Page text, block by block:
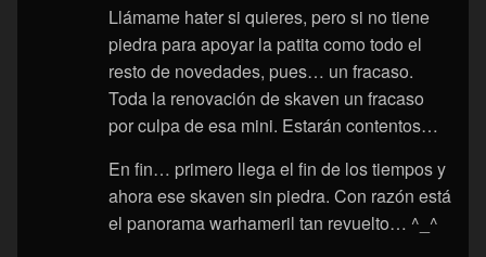
Llámame hater si quieres, pero si no tiene
piedra para apoyar la patita como todo el
resto de novedades, pues… un fracaso.
Toda la renovación de skaven un fracaso
por culpa de esa mini. Estarán contentos…
En fin… primero llega el fin de los tiempos y
ahora ese skaven sin piedra. Con razón está
el panorama warhameril tan revuelto… ^_^